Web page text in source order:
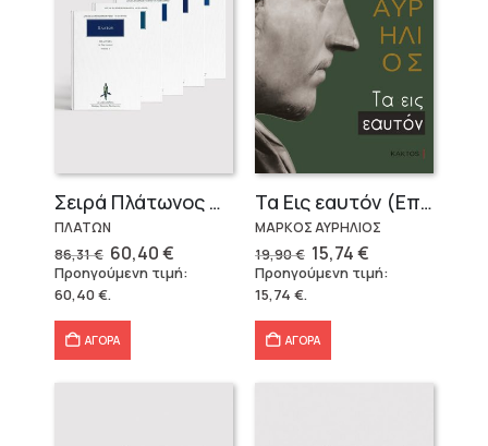
Σειρά Πλάτωνος Πολιτεία
ΠΛΑΤΩΝ
86,31€ Original
price
was:
86,31 €.
60,40€Η
τρέχουσα
τιμή
Προηγούμενη τιμή:
60,40€.
ΑΓΟΡΑ
Τα Εις εαυτόν (Επίτομο) – Μάρκος Αυρήλιος
ΜΑΡΚΟΣ ΑΥΡΗΛΙΟΣ
19,90€ Original
price
was:
15,74€Η
τρέχουσα
τιμή
Προηγούμενη τιμή:
15,74 €.
ΑΓΟΡΑ